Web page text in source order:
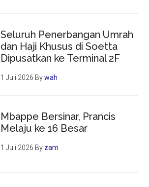
Seluruh Penerbangan Umrah
dan Haji Khusus di Soetta
Dipusatkan ke Terminal 2F
1 Juli 2026 Bywah
Mbappe Bersinar, Prancis
Melaju ke 16 Besar
1 Juli 2026 By zam